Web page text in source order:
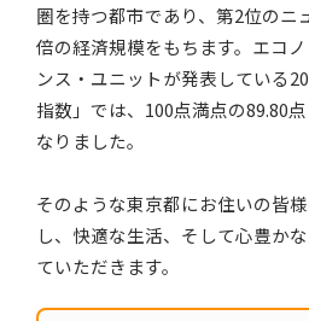
圏を持つ都市であり、第2位のニ
倍の経済規模をもちます。エコ
ンス・ユニットが発表している
指数」では、100点満点の89.80
なりました。
そのような東京都にお住いの皆
し、快適な生活、そして心豊か
ていただきます。